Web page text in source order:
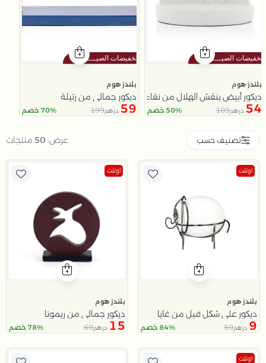
بلندز هوم
ديكور أبيض بنقش الهلال من نقاء
54 درهم109 50% خصم
بلندز هوم
ديكور جمالي من رتيلة
59 درهم199 70% خصم
تصنيف حسب عرض: 50 منتجات
اوتلت
بلندز هوم
ديكور على شكل فيل من غايا
9 درهم59 84% خصم
اوتلت
بلندز هوم
ديكور جمالي من ريمونا
15 درهم69 78% خصم
اوتلت